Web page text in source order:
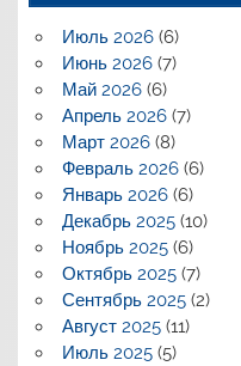
Июль 2026(6)
Июнь 2026(7)
Май 2026(6)
Апрель 2026(7)
Март 2026(8)
Февраль 2026(6)
Январь 2026(6)
Декабрь 2025(10)
Ноябрь 2025(6)
Октябрь 2025(7)
Сентябрь 2025(2)
Август 2025(11)
Июль 2025(5)